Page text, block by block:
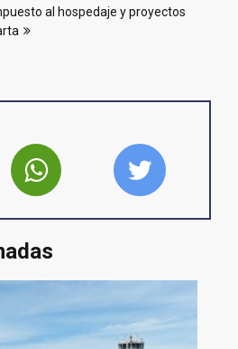
al hospedaje y proyectos